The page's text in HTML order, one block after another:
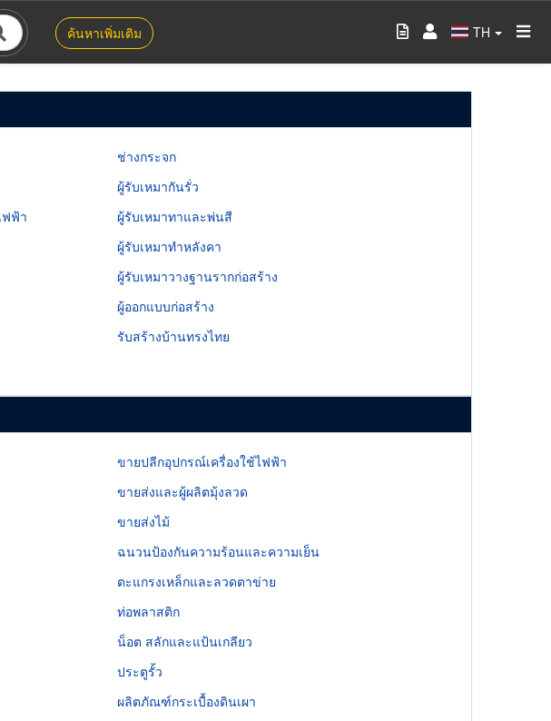
ค้นหาเพิ่มเติม TH
ช่างกระจก
ผู้รับเหมากันรั่ว
ฟฟ้า
ผู้รับเหมาทาและพ่นสี
ผู้รับเหมาทำหลังคา
ผู้รับเหมาวางฐานรากก่อสร้าง
ผู้ออกแบบก่อสร้าง
รับสร้างบ้านทรงไทย
ขายปลีกอุปกรณ์เครื่องใช้ไฟฟ้า
ขายส่งและผู้ผลิตมุ้งลวด
ขายส่งไม้
ฉนวนป้องกันความร้อนและความเย็น
ตะแกรงเหล็กและลวดตาข่าย
ท่อพลาสติก
น็อต สลักและแป้นเกลียว
ประตูรั้ว
ผลิตภัณฑ์กระเบื้องดินเผา